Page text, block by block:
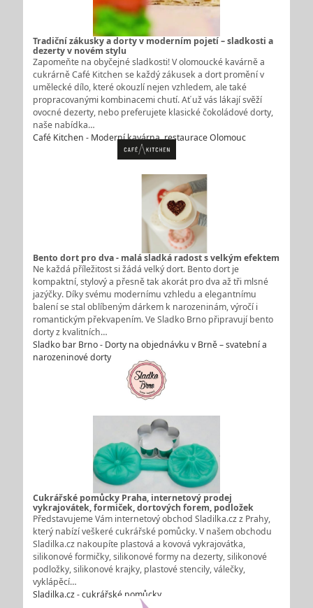
Tradiční zákusky a dorty v moderním pojetí – sladkosti a
dezerty v novém stylu
Zapomeňte na obyčejné sladkosti! V olomoucké kavárně a
cukrárně Café Kitchen se každý zákusek a dort promění v
umělecké dílo, které okouzlí nejen vzhledem, ale také
propracovanými kombinacemi chutí. Ať už vás lákají svěží
ovocné dezerty, nebo preferujete klasické čokoládové dorty,
naše nabídka…
Café Kitchen - Moderní kavárna, restaurace Olomouc
Bento dort pro dva - malá sladká radost s velkým efektem
Ne každá příležitost si žádá velký dort. Bento dort je
kompaktní, stylový a přesně tak akorát pro dva až tři mlsné
jazýčky. Díky svému modernímu vzhledu a elegantnímu
balení se stal oblíbeným dárkem k narozeninám, výročí i
romantickým překvapením. Ve Sladko Brno připravují bento
dorty z kvalitních…
Sladko bar Brno - Dorty na objednávku v Brně – svatební a
narozeninové dorty
Cukrářské pomůcky Praha, internetový prodej
vykrajovátek, formiček, dortových forem, podložek
Představujeme Vám internetový obchod Sladilka.cz z Prahy,
který nabízí veškeré cukrářské pomůcky. V našem obchodu
Sladilka.cz nakoupíte plastová a kovová vykrajovátka,
silikonové formičky, silikonové formy na dezerty, silikonové
podložky, silikonové krajky, plastové stencily, válečky,
vyklápěcí…
Sladilka.cz - cukrářské pomůcky